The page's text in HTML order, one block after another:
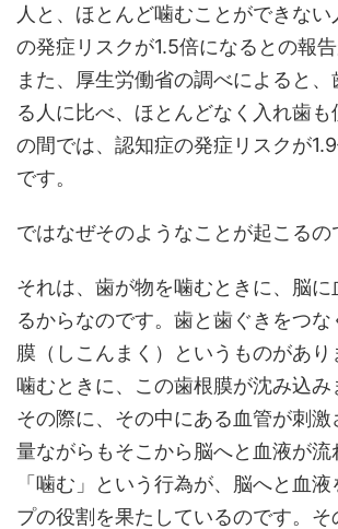
人と、ほとんど噛むことができな
の発症リスクが1.5倍になるとの報告
また、厚生労働省の調べによると
る人に比べ、ほとんどなく入れ歯も
の間では、認知症の発症リスクが
です。
ではなぜそのようなことが起こるの
それは、歯が物を噛むときに、脳に
るからなのです。歯と歯ぐきをつ
膜（しこんまく）というものがあり
噛むときに、この歯根膜が沈み込み
その際に、その中にある血管が刺
量ながらもそこから脳へと血液が流
「噛む」という行為が、脳へと血
プの役割を果たしているのです。